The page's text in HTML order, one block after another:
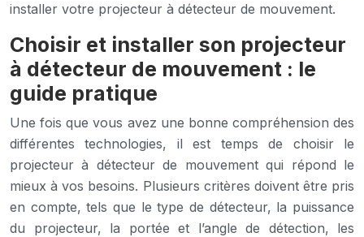
installer votre projecteur à détecteur de mouvement.
Choisir et installer son projecteur
à détecteur de mouvement : le
guide pratique
Une fois que vous avez une bonne compréhension des
différentes technologies, il est temps de choisir le
projecteur à détecteur de mouvement qui répond le
mieux à vos besoins. Plusieurs critères doivent être pris
en compte, tels que le type de détecteur, la puissance
du projecteur, la portée et l’angle de détection, les